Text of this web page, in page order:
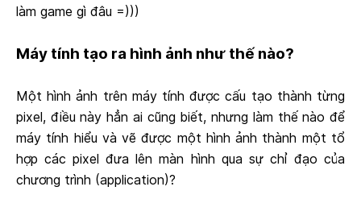
làm game gì đâu =)))
Máy tính tạo ra hình ảnh như thế nào?
Một hình ảnh trên máy tính được cấu tạo thành từng
pixel, điều này hẳn ai cũng biết, nhưng làm thế nào để
máy tính hiểu và vẽ được một hình ảnh thành một tổ
hợp các pixel đưa lên màn hình qua sự chỉ đạo của
chương trình (application)?